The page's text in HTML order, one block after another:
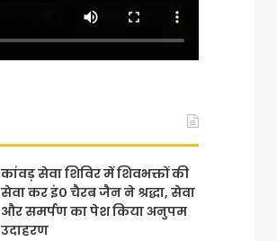
कांवड़ सेवा शिविर में शिवभक्तों की
सेवा कर इं० चैरब जैन ने श्रद्धा, सेवा
और समर्पण का पेश किया अनुपम
उदाहरण